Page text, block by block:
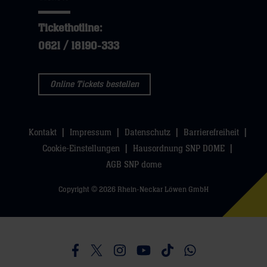
dann
sie
hier
dann
klicken
sie
Tickethotline:
0621 / 18190-333
Online Tickets bestellen
Kontakt Impressum Datenschutz
Barrierefreiheit
Cookie-Einstellungen
Hausordnung SNP DOME
AGB SNP dome
Copyright © 2026 Rhein-Neckar Löwen GmbH
Besucht uns auf Facebook
Besucht uns auf Twitter
Besucht uns auf Instagram
Besucht uns auf Youtube
Besucht uns auf
Besucht uns auf